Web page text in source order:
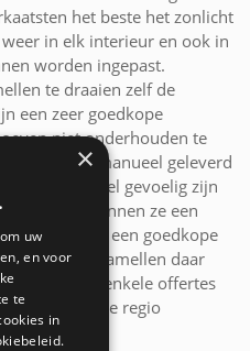
het beste het zonlicht
in elk interieur en ook in
worden ingepast.
te draaien zelf de
een zeer goedkope
niet onderhouden te
als manueel geleverd
is dat ze wel gevoelig zijn
Hierdoor kunnen ze een
u kiest voor een goedkope
dan komen lamellen daar
hier gratis enkele offertes
uit de regio
×
uw
en voor
te
in